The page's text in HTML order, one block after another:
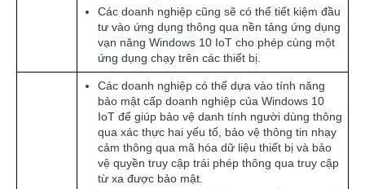
Các doanh nghiệp cũng sẽ có thể tiết kiệm đầu
tư vào ứng dụng thông qua nền tảng ứng dụng
vạn năng Windows 10 IoT cho phép cùng một
ứng dụng chạy trên các thiết bị.
Các doanh nghiệp có thể dựa vào tính năng
bảo mật cấp doanh nghiệp của Windows 10
IoT để giúp bảo vệ danh tính người dùng thông
qua xác thực hai yếu tố, bảo vệ thông tin nhạy
cảm thông qua mã hóa dữ liệu thiết bị và bảo
vệ quyền truy cập trái phép thông qua truy cập
từ xa được bảo mật.